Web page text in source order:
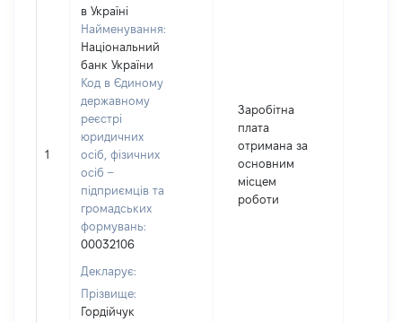
1
в Україні
Найменування:
Національний
банк України
Код в Єдиному
державному
реєстрі
юридичних
осіб, фізичних
осіб –
підприємців та
громадських
формувань:
00032106
Декларує:
Прізвище:
Гордійчук
Заробітна
плата
отримана за
основним
місцем
роботи